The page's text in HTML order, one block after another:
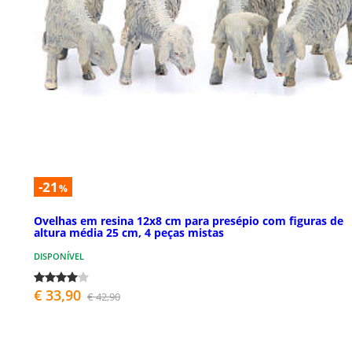
-21 %
Ovelhas em resina 12x8 cm para presépio com figuras de
altura média 25 cm, 4 peças mistas
DISPONÍVEL
€ 33,90 € 42,90